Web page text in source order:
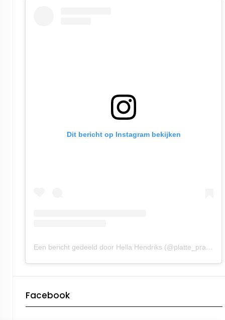
Dit bericht op Instagram bekijken
Een bericht gedeeld door Hella Hendriks (@platte_praot)
Facebook